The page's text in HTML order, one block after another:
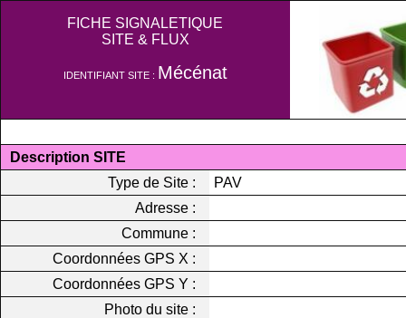
FICHE SIGNALETIQUE
SITE & FLUX
IDENTIFIANT SITE : Mécénat
Description SITE
Type de Site :
PAV
Adresse :
Commune :
Coordonnées GPS X :
Coordonnées GPS Y :
Photo du site :